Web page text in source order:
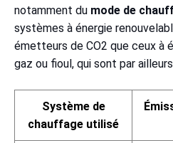
notamment du mode de
systèmes à énergie
émetteurs de CO2 que ceux à
gaz ou fioul, qui sont par
Système de
chauffage utilisé